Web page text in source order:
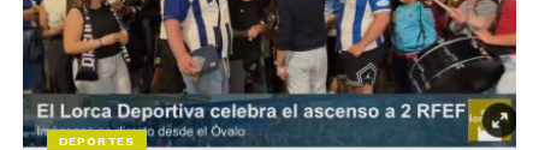
DEPORTES